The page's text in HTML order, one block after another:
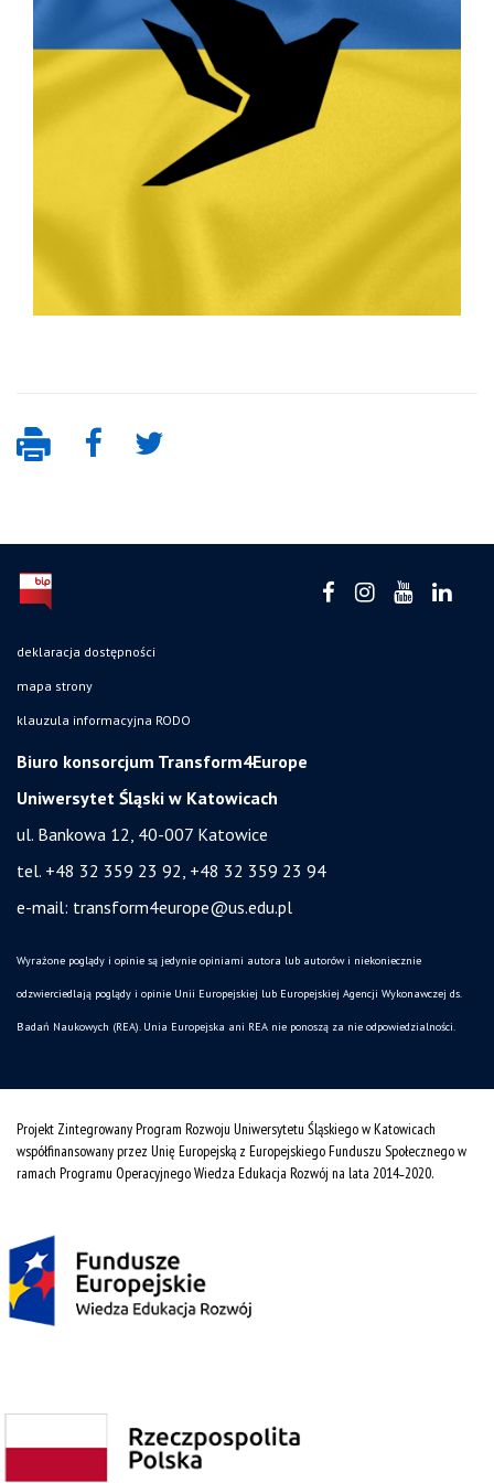
deklaracja dostępności
mapa strony
klauzula informacyjna RODO
Biuro konsorcjum Transform4Europe
Uniwersytet Śląski w Katowicach
ul. Bankowa 12, 40-007 Katowice
tel. +48 32 359 23 92, +48 32 359 23 94
e-mail: transform4europe@us.edu.pl
Wyrażone poglądy i opinie są jedynie opiniami autora lub autorów i niekoniecznie
odzwierciedlają poglądy i opinie Unii Europejskiej lub Europejskiej Agencji Wykonawczej ds.
Badań Naukowych (REA). Unia Europejska ani REA nie ponoszą za nie odpowiedzialności.
Projekt Zintegrowany Program Rozwoju Uniwersytetu Śląskiego w Katowicach
współfinansowany przez Unię Europejską z Europejskiego Funduszu Społecznego w
ramach Programu Operacyjnego Wiedza Edukacja Rozwój na lata 2014˗2020.